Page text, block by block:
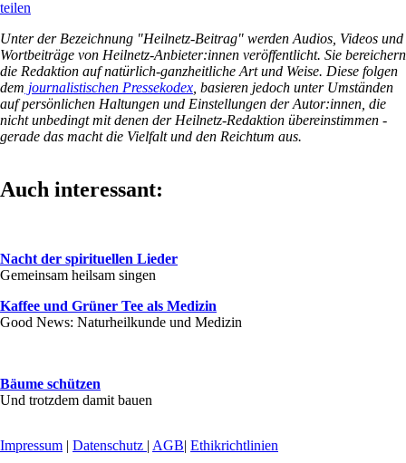
teilen
Unter der Bezeichnung "Heilnetz-Beitrag" werden Audios, Videos und
Wortbeiträge von Heilnetz-Anbieter:innen veröffentlicht. Sie bereichern
die Redaktion auf natürlich-ganzheitliche Art und Weise. Diese folgen
dem journalistischen Pressekodex , basieren jedoch unter Umständen
auf persönlichen Haltungen und Einstellungen der Autor:innen, die
nicht unbedingt mit denen der Heilnetz-Redaktion übereinstimmen -
gerade das macht die Vielfalt und den Reichtum aus.
Auch interessant:
Nacht der spirituellen Lieder
Gemeinsam heilsam singen
Kaffee und Grüner Tee als Medizin
Good News: Naturheilkunde und Medizin
Bäume schützen
Und trotzdem damit bauen
Impressum | Datenschutz | AGB| Ethikrichtlinien